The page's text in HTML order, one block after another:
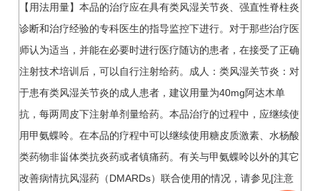
【用法用量】本品的治疗应在具有类风湿关节炎、强直性脊柱炎
诊断和治疗经验的专科医生的指导监控下进行。对于那些治疗医
师认为适当，并能在必要时进行医疗随访的患者，在接受了正确
注射技术培训后，可以自行注射给药。成人：类风湿关节炎：对
于患有类风湿关节炎的成人患者，建议用量为40mg阿达木单
抗，每两周皮下注射单剂量给药。本品治疗的过程中，应继续使
用甲氨蝶呤。在本品的疗程中可以继续使用糖皮质激素、水杨酸
类药物非甾体类抗炎药或者镇痛药。有关与甲氨蝶呤以外的其它
改善病情抗风湿药（DMARDs）联合使用的情况，请参见[注意